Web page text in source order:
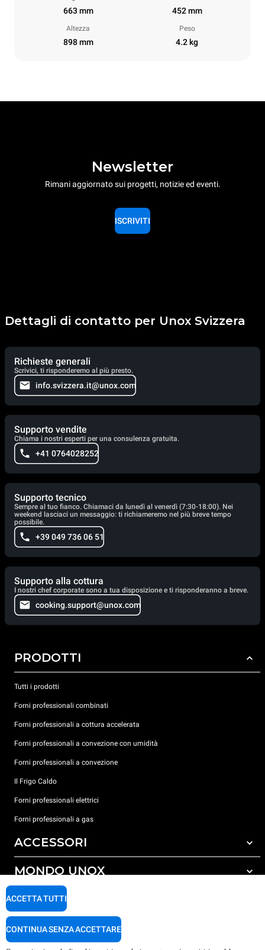
663 mm 452 mm
Altezza
898 mm
Peso
4.2 kg
Newsletter
Rimani aggiornato sui progetti, notizie ed eventi.
ISCRIVITI
Dettagli di contatto per Unox Svizzera
Richieste generali
Scrivici, ti risponderemo al più presto.
info.svizzera.it@unox.com
Supporto vendite
Chiama i nostri esperti per una consulenza gratuita.
+41 0764028252
Supporto tecnico
Sempre al tuo fianco. Chiamaci da lunedì al venerdì (7:30-18:00). Nei
weekend lasciaci un messaggio: ti richiameremo nel più breve tempo
possibile.
+39 049 736 06 51
Supporto alla cottura
I nostri chef corporate sono a tua disposizione e ti risponderanno a breve.
cooking.support@unox.com
PRODOTTI
Tutti i prodotti
Forni professionali combinati
Forni professionali a cottura accelerata
Forni professionali a convezione con umidità
Forni professionali a convezione
Il Frigo Caldo
Forni professionali elettrici
Forni professionali a gas
ACCESSORI
Tutti gli accessori
Detergenti per lavaggio automatico
Detergenti per lavaggio manuale
Trattamento acqua con filtro a resine
MONDO UNOX
Le nostre sedi nel mondo
SUPPORTO
Garanzia Unox
ACCETTA TUTTI
CONTINUA SENZA ACCETTARE